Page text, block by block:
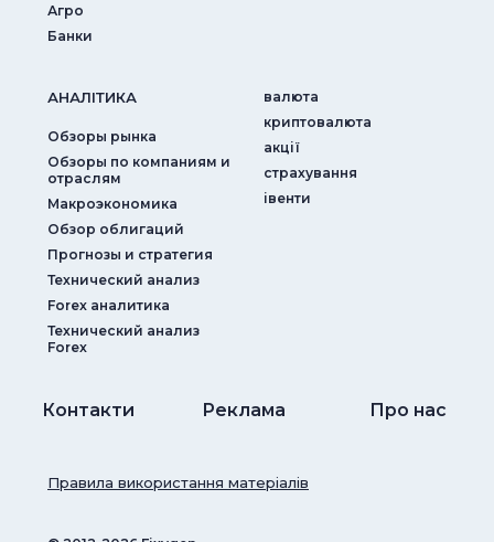
Агро
Банки
АНАЛIТИКА
Обзоры рынка
Обзоры по компаниям и
отраслям
Макроэкономика
Обзор облигаций
Прогнозы и стратегия
Технический анализ
Forex аналитика
Технический анализ
Forex
валюта
криптовалюта
акції
страхування
iвенти
Контакти Реклама Про нас
Правила використання матеріалів